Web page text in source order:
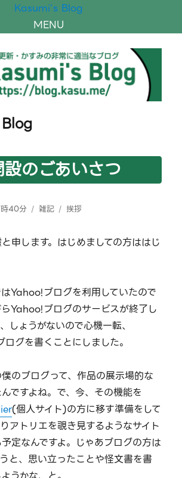
Kasumi's Blog
MENU
のごあいさつ
40分
カ
リ
雑記
タ
挨拶
申します。はじめましての方ははじ
Yahoo!ブログを利用していたので
Yahoo!ブログのサービスが終了し
しょうがないので心機一転、
グを書くことにしました。
のブログって、作品の展示場的な
ですよね。で、今、その機能を
(個人サイト)の方に移す準備をして
アトリエを覗き見するようなサイト
定なんですよ。じゃあブログの方は
と、思い立ったことや怪文書を書